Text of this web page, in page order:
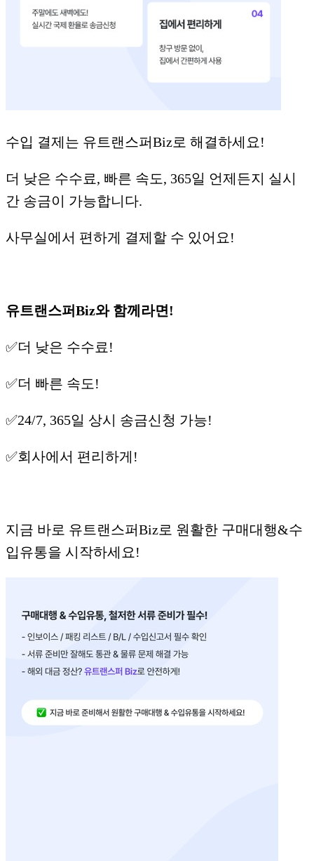
수입 결제는 유트랜스퍼Biz로 해결하세요!
더 낮은 수수료, 빠른 속도, 365일 언제든지 실시
간 송금이 가능합니다.
사무실에서 편하게 결제할 수 있어요!
유트랜스퍼Biz와 함께라면!
✅더 낮은 수수료!
✅더 빠른 속도!
✅24/7, 365일 상시 송금신청 가능!
✅회사에서 편리하게!
지금 바로 유트랜스퍼Biz로 원활한 구매대행&수
입유통을 시작하세요!